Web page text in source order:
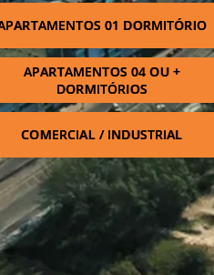
01 DORMITÓRIO
APARTAMENTOS 04 OU +
DORMITÓRIOS
COMERCIAL / INDUSTRIAL